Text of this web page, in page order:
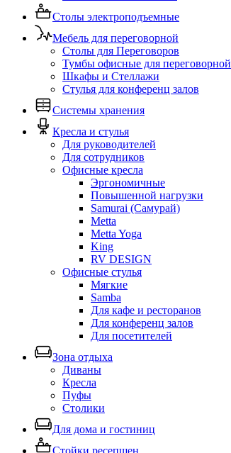
Столы электроподъемные
Мебель для переговорной
Столы для Переговоров
Тумбы офисные для переговорной
Шкафы и Стеллажи
Стулья для конференц залов
Системы хранения
Кресла и стулья
Для руководителей
Для сотрудников
Офисные кресла
Эргономичные
Повышенной нагрузки
Samurai (Самурай)
Metta
Metta Yoga
King
RV DESIGN
Офисные стулья
Мягкие
Samba
Для кафе и ресторанов
Для конференц залов
Для посетителей
Зона отдыха
Диваны
Кресла
Пуфы
Столики
Для дома и гостиниц
Стойки ресепшен